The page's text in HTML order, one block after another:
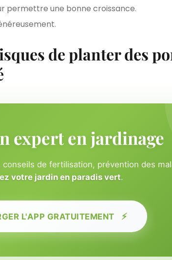
permettre une bonne croissance.
de planter des
expert en jardinage
conseils de fertilisation, prévention des
votre jardin en paradis vert.
L'APP GRATUITEMENT ⚡